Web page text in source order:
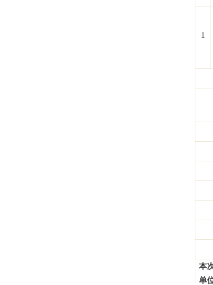
1
本
单